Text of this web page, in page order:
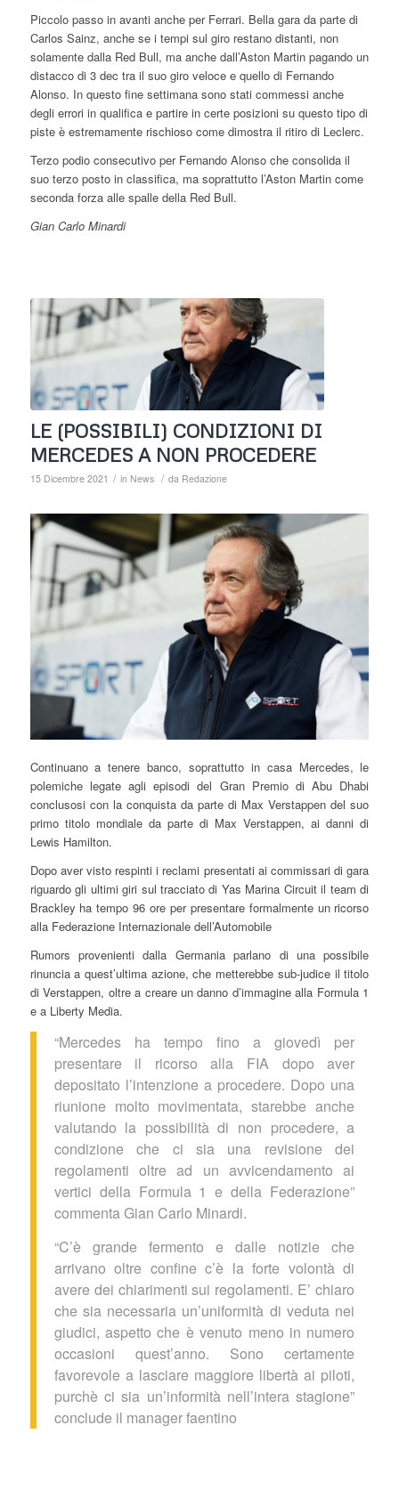
Piccolo passo in avanti anche per Ferrari. Bella gara da parte di
Carlos Sainz, anche se i tempi sul giro restano distanti, non
solamente dalla Red Bull, ma anche dall’Aston Martin pagando un
distacco di 3 dec tra il suo giro veloce e quello di Fernando
Alonso. In questo fine settimana sono stati commessi anche
degli errori in qualifica e partire in certe posizioni su questo tipo di
piste è estremamente rischioso come dimostra il ritiro di Leclerc.
Terzo podio consecutivo per Fernando Alonso che consolida il
suo terzo posto in classifica, ma soprattutto l’Aston Martin come
seconda forza alle spalle della Red Bull.
Gian Carlo Minardi
LE (POSSIBILI) CONDIZIONI DI
MERCEDES A NON PROCEDERE
15 Dicembre 2021 / in News / da Redazione
Continuano a tenere banco, soprattutto in casa Mercedes, le
polemiche legate agli episodi del Gran Premio di Abu Dhabi
conclusosi con la conquista da parte di Max Verstappen del suo
primo titolo mondiale da parte di Max Verstappen, ai danni di
Lewis Hamilton.
Dopo aver visto respinti i reclami presentati ai commissari di gara
riguardo gli ultimi giri sul tracciato di Yas Marina Circuit il team di
Brackley ha tempo 96 ore per presentare formalmente un ricorso
alla Federazione Internazionale dell’Automobile
Rumors provenienti dalla Germania parlano di una possibile
rinuncia a quest’ultima azione, che metterebbe sub-judice il titolo
di Verstappen, oltre a creare un danno d’immagine alla Formula 1
e a Liberty Media.
“Mercedes ha tempo fino a giovedì per
presentare il ricorso alla FIA dopo aver
depositato l’intenzione a procedere. Dopo una
riunione molto movimentata, starebbe anche
valutando la possibilità di non procedere, a
condizione che ci sia una revisione dei
regolamenti oltre ad un avvicendamento ai
vertici della Formula 1 e della Federazione”
commenta Gian Carlo Minardi.
“C’è grande fermento e dalle notizie che
arrivano oltre confine c’è la forte volontà di
avere dei chiarimenti sui regolamenti. E’ chiaro
che sia necessaria un’uniformità di veduta nei
giudici, aspetto che è venuto meno in numero
occasioni quest’anno. Sono certamente
favorevole a lasciare maggiore libertà ai piloti,
purchè ci sia un’informità nell’intera stagione”
conclude il manager faentino